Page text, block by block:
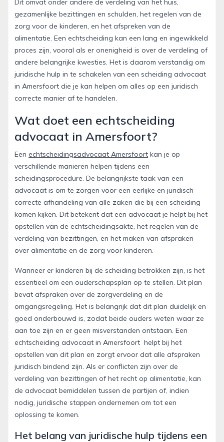
Dit omvat onder andere de verdeling van het huis,
gezamenlijke bezittingen en schulden, het regelen van de
zorg voor de kinderen, en het afspreken van de
alimentatie. Een echtscheiding kan een lang en ingewikkeld
proces zijn, vooral als er onenigheid is over de verdeling of
andere belangrijke kwesties. Het is daarom verstandig om
juridische hulp in te schakelen van een scheiding advocaat
in Amersfoort die je kan helpen om alles op een juridisch
correcte manier af te handelen.
Wat doet een echtscheiding
advocaat in Amersfoort?
Een echtscheidingsadvocaat Amersfoort kan je op
verschillende manieren helpen tijdens een
scheidingsprocedure. De belangrijkste taak van een
advocaat is om te zorgen voor een eerlijke en juridisch
correcte afhandeling van alle zaken die bij een scheiding
komen kijken. Dit betekent dat een advocaat je helpt bij het
opstellen van de echtscheidingsakte, het regelen van de
verdeling van bezittingen, en het maken van afspraken
over alimentatie en de zorg voor kinderen.
Wanneer er kinderen bij de scheiding betrokken zijn, is het
essentieel om een ouderschapsplan op te stellen. Dit plan
bevat afspraken over de zorgverdeling en de
omgangsregeling. Het is belangrijk dat dit plan duidelijk en
goed onderbouwd is, zodat beide ouders weten waar ze
aan toe zijn en er geen misverstanden ontstaan. Een
echtscheiding advocaat in Amersfoort helpt bij het
opstellen van dit plan en zorgt ervoor dat alle afspraken
juridisch bindend zijn. Als er conflicten zijn over de
verdeling van bezittingen of het recht op alimentatie, kan
de advocaat bemiddelen tussen de partijen of, indien
nodig, juridische stappen ondernemen om tot een
oplossing te komen.
Het belang van juridische hulp tijdens een